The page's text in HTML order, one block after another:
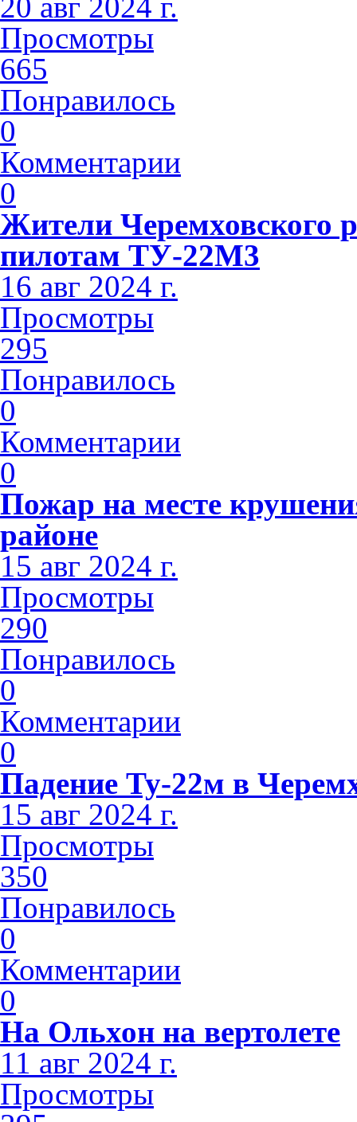
Просмотры
665
Понравилось
0
Комментарии
0
Жители Черемховского
пилотам ТУ-22М3
16 авг 2024 г.
Просмотры
295
Понравилось
0
Комментарии
0
Пожар на месте
районе
15 авг 2024 г.
Просмотры
290
Понравилось
0
Комментарии
0
Падение Ту-22м в
15 авг 2024 г.
Просмотры
350
Понравилось
0
Комментарии
0
На Ольхон на вертолете
11 авг 2024 г.
Просмотры